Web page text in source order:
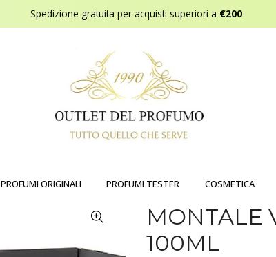
Spedizione gratuita per acquisti superiori a €200
PROFUMI ORIGINALI PROFUMI TESTER COSMETICA
MONTALE
100ML